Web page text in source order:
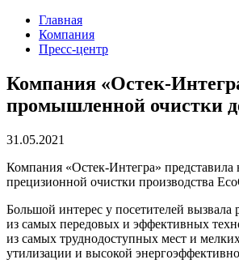
Главная
Компания
Пресс-центр
Компания «Остек-
промышленной очистки
31.05.2021
Компания «Остек-Интегра»
прецизионной очистки производства
Большой интерес у посетителей
из самых передовых и эффективных
из самых труднодоступных мест и
утилизации и высокой